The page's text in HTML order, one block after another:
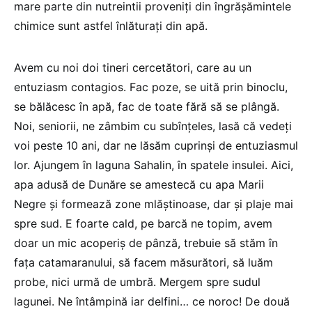
mare parte din nutreintii proveniţi din îngrășămintele
chimice sunt astfel înlăturaţi din apă.
Avem cu noi doi tineri cercetători, care au un
entuziasm contagios. Fac poze, se uită prin binoclu,
se bălăcesc în apă, fac de toate fără să se plângă.
Noi, seniorii, ne zâmbim cu subînţeles, lasă că vedeţi
voi peste 10 ani, dar ne lăsăm cuprinși de entuziasmul
lor. Ajungem în laguna Sahalin, în spatele insulei. Aici,
apa adusă de Dunăre se amestecă cu apa Marii
Negre şi formează zone mlăştinoase, dar şi plaje mai
spre sud. E foarte cald, pe barcă ne topim, avem
doar un mic acoperiş de pânză, trebuie să stăm în
faţa catamaranului, să facem măsurători, să luăm
probe, nici urmă de umbră. Mergem spre sudul
lagunei. Ne întâmpină iar delfini… ce noroc! De două